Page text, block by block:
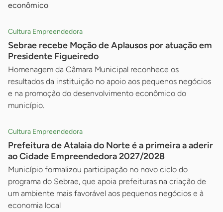
econômico
Cultura Empreendedora
Sebrae recebe Moção de Aplausos por atuação em
Presidente Figueiredo
Homenagem da Câmara Municipal reconhece os
resultados da instituição no apoio aos pequenos negócios
e na promoção do desenvolvimento econômico do
município.
Cultura Empreendedora
Prefeitura de Atalaia do Norte é a primeira a aderir
ao Cidade Empreendedora 2027/2028
Município formalizou participação no novo ciclo do
programa do Sebrae, que apoia prefeituras na criação de
um ambiente mais favorável aos pequenos negócios e à
economia local